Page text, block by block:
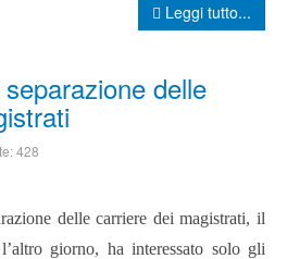
Leggi tutto...
delle
428
delle carriere dei magistrati, il
giorno, ha interessato solo gli